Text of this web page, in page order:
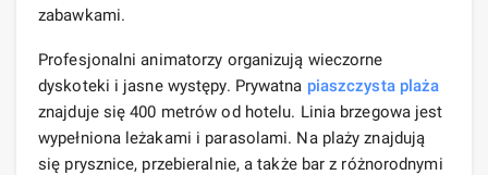
zabawkami.
Profesjonalni animatorzy organizują wieczorne
dyskoteki i jasne występy. Prywatna piaszczysta plaża
znajduje się 400 metrów od hotelu. Linia brzegowa jest
wypełniona leżakami i parasolami. Na plaży znajdują
się prysznice, przebieralnie, a także bar z różnorodnymi